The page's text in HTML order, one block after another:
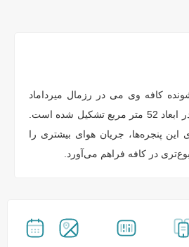
کافه وی می در رزمال میرداماد
تهران است. این پروژه در ابعاد 52 متر مربع تشکیل شده است.
این پنجره‌ها، جریان هوای بیشتری را
در کافه فراهم می‌آورد.